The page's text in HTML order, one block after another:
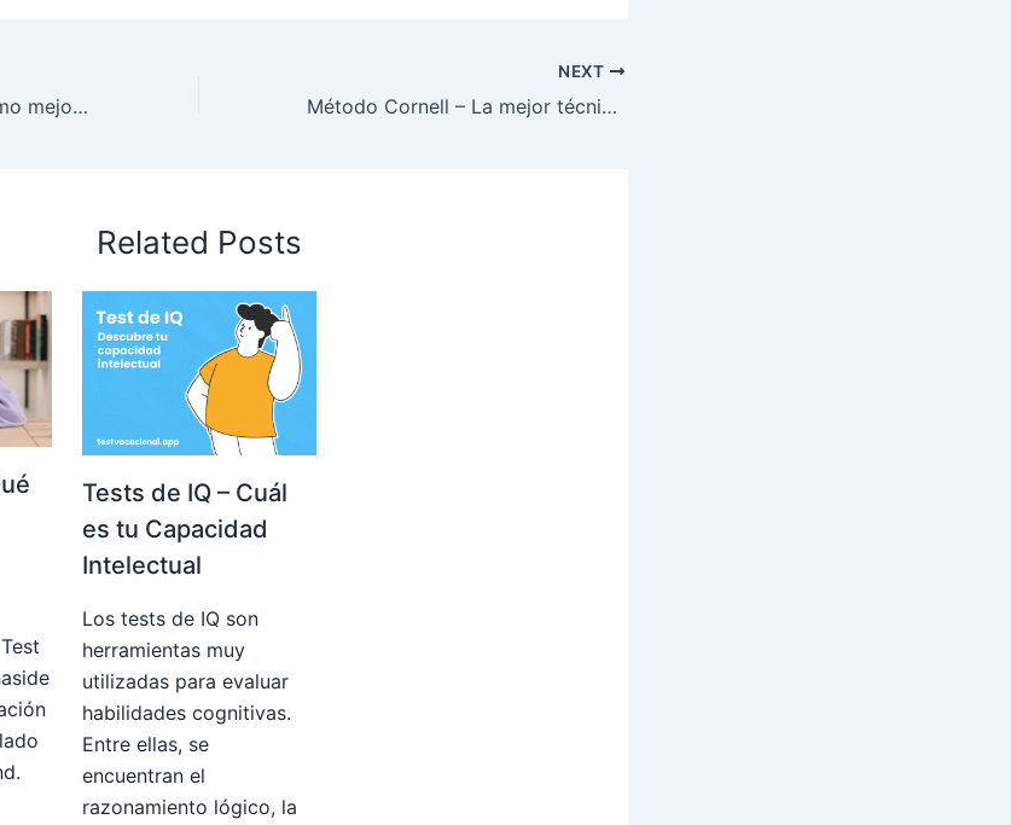
Técnicas de estudio: Cómo mejorar el rendimiento académico
NEXT
Método Cornell – La mejor técnica para tomar apuntes
Related Posts
Tests de IQ – Cuál
es tu Capacidad
Intelectual
Los tests de IQ son
herramientas muy
utilizadas para evaluar
habilidades cognitivas.
Entre ellas, se
encuentran el
razonamiento lógico, la